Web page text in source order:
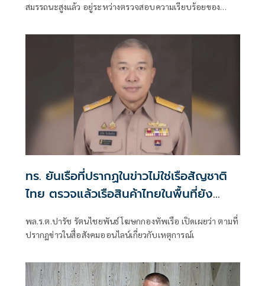
สมรรถนะสูงแล้ว อยู่ระหว่างตรวจสอบความเรียบร้อยของ
ทร. ยันเรือที่ปรากฏในข่าวไม่ใช่เรือสัญชาติ
ไทย ตรวจแล้วเรือสินค้าไทยในพื้นที่ยัง
พล.ร.ต.ปารัช รัตนไชยพันธ์ โฆษกกองทัพเรือ เปิดเผยว่า ตามที่
ปรากฏข่าวในสื่อสังคมออนไลน์เกี่ยวกับเหตุการณ์เ